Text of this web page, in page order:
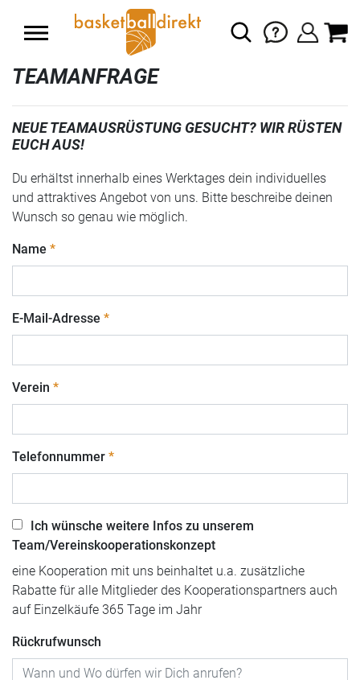
TEAMANFRAGE
NEUE TEAMAUSRÜSTUNG GESUCHT? WIR RÜSTEN
EUCH AUS!
Du erhältst innerhalb eines Werktages dein individuelles
und attraktives Angebot von uns. Bitte beschreibe deinen
Wunsch so genau wie möglich.
Name
E-Mail-Adresse
Verein
Telefonnummer
Ich wünsche weitere Infos zu unserem
Team/Vereinskooperationskonzept
eine Kooperation mit uns beinhaltet u.a. zusätzliche
Rabatte für alle Mitglieder des Kooperationspartners auch
auf Einzelkäufe 365 Tage im Jahr
Rückrufwunsch